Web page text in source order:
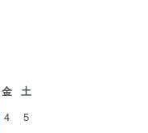
金
土
4
5